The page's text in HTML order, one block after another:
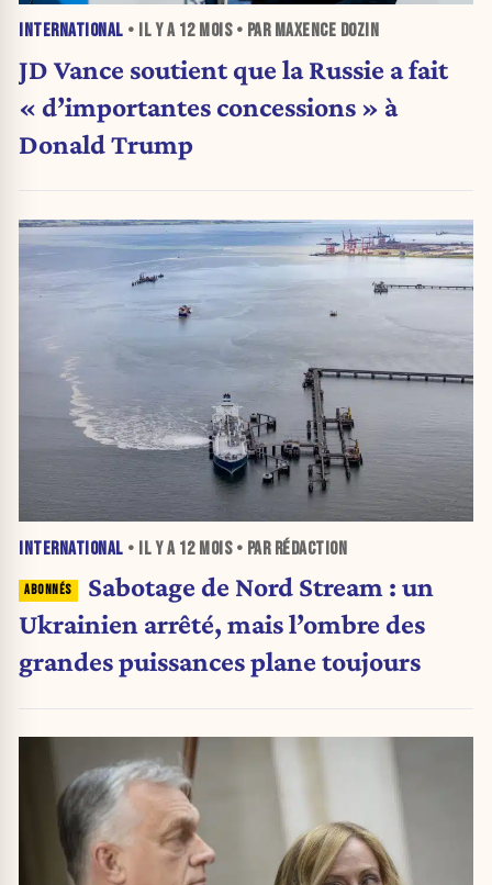
INTERNATIONAL • IL Y A 12 MOIS• PAR MAXENCE DOZIN
JD Vance soutient que la Russie a fait
« d’importantes concessions » à
Donald Trump
INTERNATIONAL • IL Y A 12 MOIS• PAR RÉDACTION
Sabotage de Nord Stream : un
Ukrainien arrêté, mais l’ombre des
grandes puissances plane toujours